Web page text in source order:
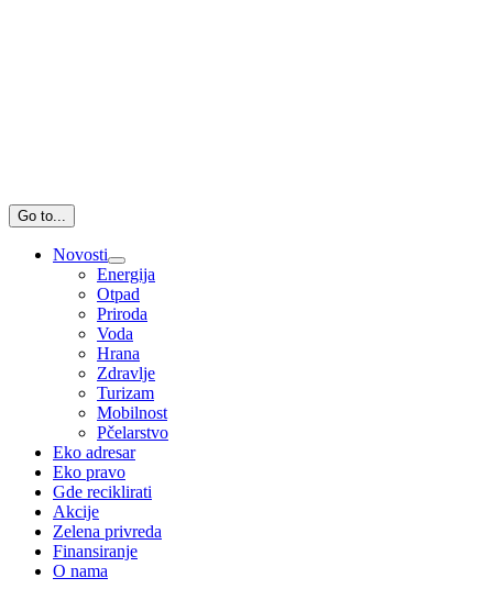
Go to...
Novosti
Energija
Otpad
Priroda
Voda
Hrana
Zdravlje
Turizam
Mobilnost
Pčelarstvo
Eko adresar
Eko pravo
Gde reciklirati
Akcije
Zelena privreda
Finansiranje
O nama